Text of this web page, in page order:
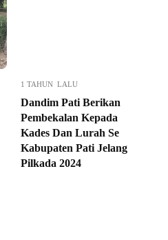
1 TAHUN LALU
Dandim Pati Berikan
Pembekalan Kepada
Kades Dan Lurah Se
Kabupaten Pati Jelang
Pilkada 2024